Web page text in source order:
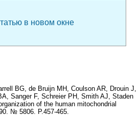
в новом окне
BG, de Bruijn MH, Coulson AR, Drouin J,
Sanger F, Schreier PH, Smith AJ, Staden
of the human mitochondrial
№ 5806. P.457-465.